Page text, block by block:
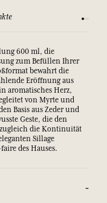
Sehen
600 ml, die
zum Befüllen Ihrer
bewahrt die
Eröffnung aus
aromatisches Herz,
von Myrte und
Basis aus Zeder und
Geste, die den
die Kontinuität
Sillage
des Hauses.